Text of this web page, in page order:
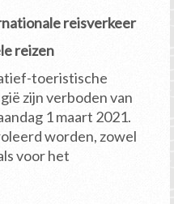
reisverkeer
reizen
toeristische
zijn verboden van
1 maart 2021.
worden, zowel
voor het